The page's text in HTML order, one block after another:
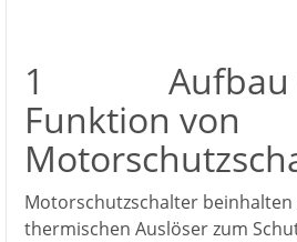
1 Aufbau
Funktion von
Motorschutzschalter
thermischen Auslöser zum